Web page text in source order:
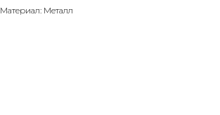
Материал: Металл